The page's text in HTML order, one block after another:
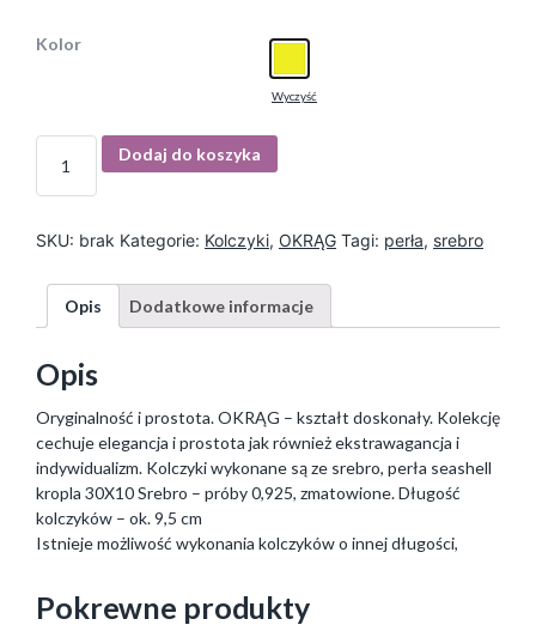
Kolor
Wyczyść
I
ś
Dodaj do koszyka
SKU: brak Kategorie: Kolczyki, OKRĄG Tagi: perła, srebro
Opis Dodatkowe informacje
Opis
Oryginalność i prostota. OKRĄG – kształt doskonały. Kolekcję
cechuje elegancja i prostota jak również ekstrawagancja i
indywidualizm. Kolczyki wykonane są ze srebro, perła seashell
kropla 30X10 Srebro – próby 0,925, zmatowione. Długość
kolczyków – ok. 9,5 cm
Istnieje możliwość wykonania kolczyków o innej długości,
Pokrewne produkty